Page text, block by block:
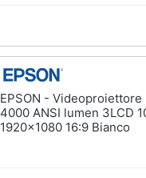
EPSON - Videoproiettore
4000 ANSI lumen 3LCD
1920x1080 16:9 Bianco